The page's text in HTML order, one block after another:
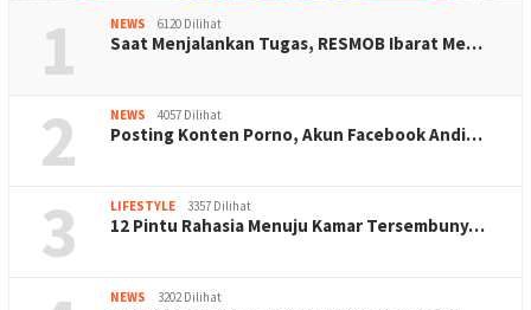
1 NEWS 6120 Dilihat
Saat Menjalankan Tugas, RESMOB Ibarat Me…
2 NEWS 4057 Dilihat
Posting Konten Porno, Akun Facebook Andi…
3 LIFESTYLE 3357 Dilihat
12 Pintu Rahasia Menuju Kamar Tersembuny…
NEWS 3202 Dilihat